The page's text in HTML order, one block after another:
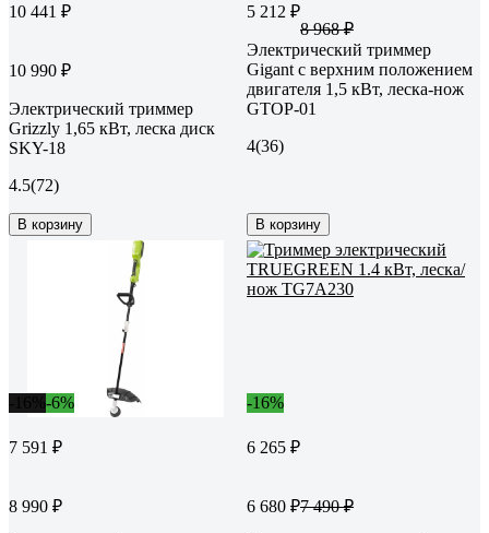
10 441 ₽
10 990 ₽
Электрический триммер
Grizzly 1,65 кВт, леска диск
SKY-18
4.5(72)
В корзину
5 212 ₽
8 968 ₽
Электрический триммер
Gigant с верхним положением
двигателя 1,5 кВт, леска-нож
GTOP-01
4(36)
В корзину
-6%
7 591 ₽
8 990 ₽
-16%
6 265 ₽
6 680 ₽7 490 ₽